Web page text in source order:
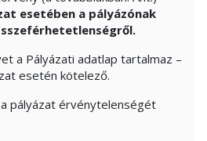
esetében a pályázónak
a Pályázati adatlap tartalmaz –
esetén kötelező.
pályázat érvénytelenségét